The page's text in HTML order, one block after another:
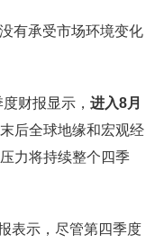
有承受市场环境变化
财报显示， 进入8月
末后全球地缘和宏观经
力将持续整个四季
表示，尽管第四季度